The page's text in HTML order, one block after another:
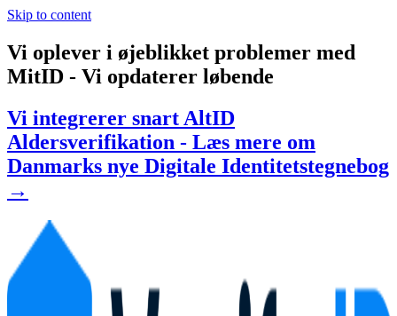
Skip to content
Vi oplever i øjeblikket problemer med
MitID - Vi opdaterer løbende
Vi integrerer snart AltID
Aldersverifikation - Læs mere om
Danmarks nye Digitale Identitetstegnebog
→